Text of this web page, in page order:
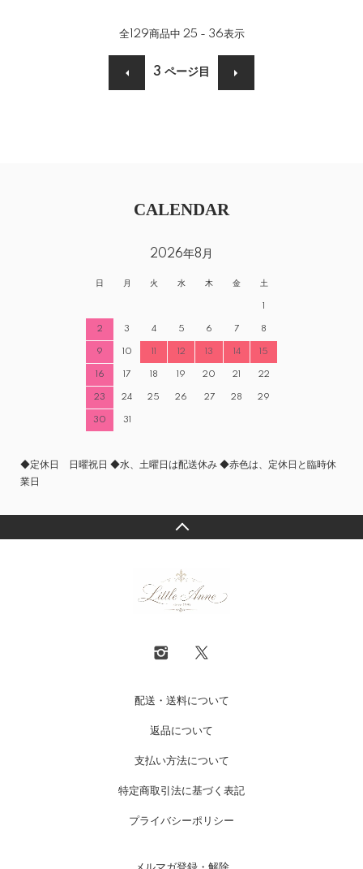
全129商品中 25 - 36表示
3 ページ目
CALENDAR
2026年8月
日 月 火 水 木 金 土
1
2 3 4 5 6 7 8
9 10 11 12 13 14 15
16 17 18 19 20 21 22
23 24 25 26 27 28 29
30 31
◆定休日 日曜祝日 ◆水、土曜日は配送休み ◆赤色は、定休日と臨時休
業日
配送・送料について
返品について
支払い方法について
特定商取引法に基づく表記
プライバシーポリシー